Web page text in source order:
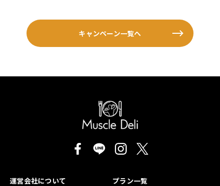
キャンペーン一覧へ
運営会社について プラン一覧